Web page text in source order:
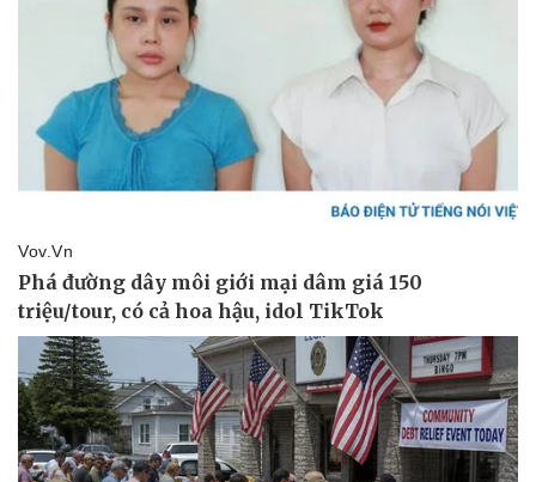
Bóng đá
Lịch thi đấu bóng đá
Thế giới thể thao
eSports
Hậu trường
Ô tô - Xe máy
Xe máy
Tư vấn